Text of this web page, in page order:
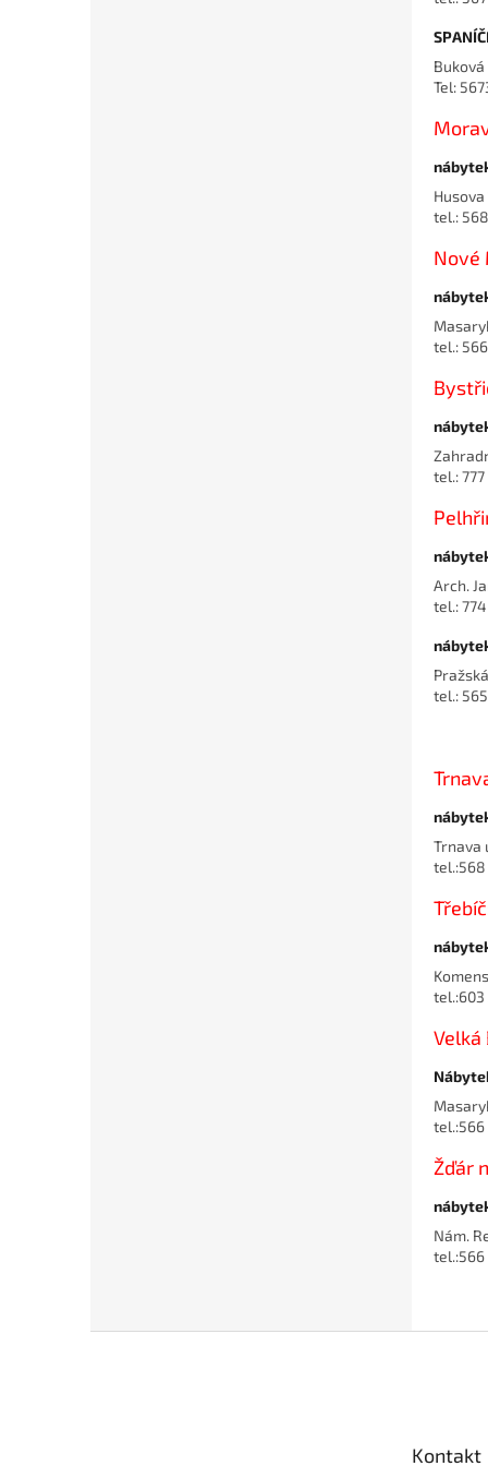
Buková
Tel:
Husova
tel.:
Nové
tel.:
tel.:
Arch.
tel.:
Pražská
tel.:
Trnava
tel.:603
Velká
tel.:566
Žďár
Nám.
tel.:566
Kontakt